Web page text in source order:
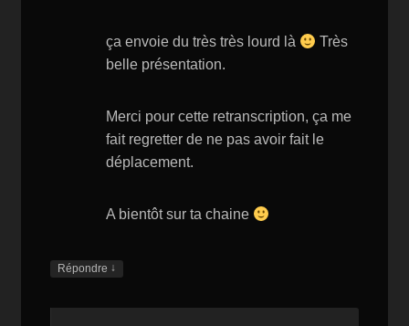
ça envoie du très très lourd là
Très
belle présentation.
Merci pour cette retranscription, ça me
fait regretter de ne pas avoir fait le
déplacement.
A bientôt sur ta chaine
Répondre ↓